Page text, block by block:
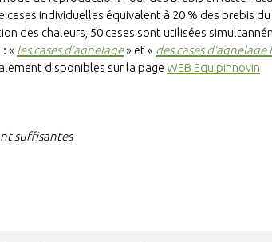
individuelles équivalent à 20 % des brebis
des chaleurs, 50 cases sont utilisées
« les cases d’agnelage» et « des cases
disponibles sur la page WEB Equipinnovin
suffisantes